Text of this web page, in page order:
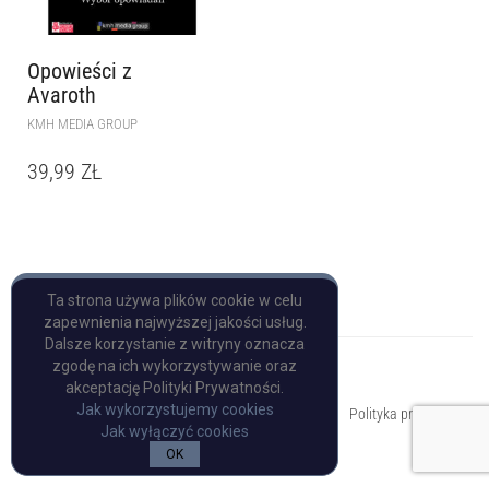
Opowieści z
Avaroth
KMH MEDIA GROUP
39,99 ZŁ
Copyright © Pulp Books
Polityka prywatności
Ta strona używa plików cookie w celu
zapewnienia najwyższej jakości usług.
Dalsze korzystanie z witryny oznacza
zgodę na ich wykorzystywanie oraz
akceptację Polityki Prywatności.
Jak wykorzystujemy cookies
Jak wyłączyć cookies
OK